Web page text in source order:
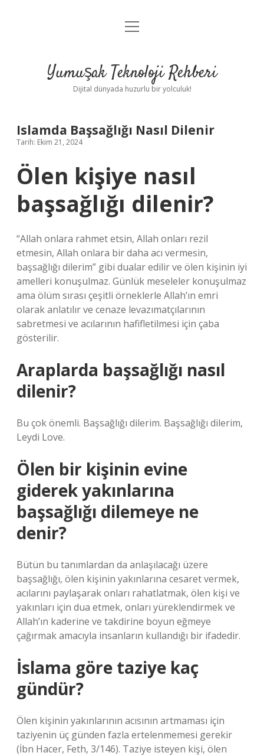
Anasayfa
Yasal Uyarı
menüyü
Yumuşak Teknoloji Rehberi
Dijital dünyada huzurlu bir yolculuk!
Islamda Başsağlığı Nasıl Dilenir
Tarih: Ekim 21, 2024
Ölen kişiye nasıl
başsağlığı dilenir?
“Allah onlara rahmet etsin, Allah onları rezil
etmesin, Allah onlara bir daha acı vermesin,
başsağlığı dilerim” gibi dualar edilir ve ölen kişinin iyi
amelleri konuşulmaz. Günlük meseleler konuşulmaz
ama ölüm sırası çeşitli örneklerle Allah’ın emri
olarak anlatılır ve cenaze levazımatçılarının
sabretmesi ve acılarının hafifletilmesi için çaba
gösterilir.
Araplarda başsağlığı nasıl
dilenir?
Bu çok önemli. Başsağlığı dilerim. Başsağlığı dilerim,
Leydi Love.
Ölen bir kişinin evine
giderek yakınlarına
başsağlığı dilemeye ne
denir?
Bütün bu tanımlardan da anlaşılacağı üzere
başsağlığı, ölen kişinin yakınlarına cesaret vermek,
acılarını paylaşarak onları rahatlatmak, ölen kişi ve
yakınları için dua etmek, onları yüreklendirmek ve
Allah’ın kaderine ve takdirine boyun eğmeye
çağırmak amacıyla insanların kullandığı bir ifadedir.
İslama göre taziye kaç
gündür?
Ölen kişinin yakınlarının acısının artmaması için
taziyenin üç günden fazla ertelenmemesi gerekir
(İbn Hacer, Feth, 3/146). Taziye isteyen kişi, ölen